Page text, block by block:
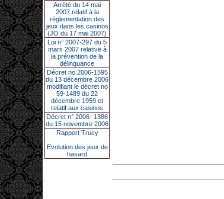
Arrêté du 14 mai
2007 relatif à la
réglementation des
jeux dans les casinos
(JO du 17 mai 2007)
Loi n° 2007-297 du 5
mars 2007 relative à
la prévention de la
délinquance
Décret no 2006-1595
du 13 décembre 2006
modifiant le décret no
59-1489 du 22
décembre 1959 et
relatif aux casinos
Décret n° 2006- 1386
du 15 novembre 2006
Rapport Trucy
Evolution des jeux de
hasard